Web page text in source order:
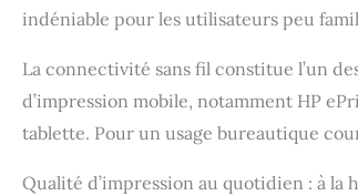
indéniable pour les utilisateurs peu
La connectivité sans fil constitue l’un
d’impression mobile, notamment HP
tablette. Pour un usage bureautique
Qualité d’impression au quotidien : à la